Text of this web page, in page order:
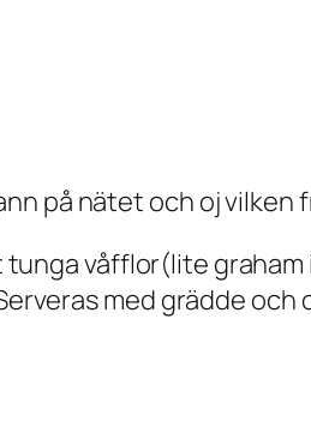
på nätet och oj vilken
våfflor(lite
med grädde och